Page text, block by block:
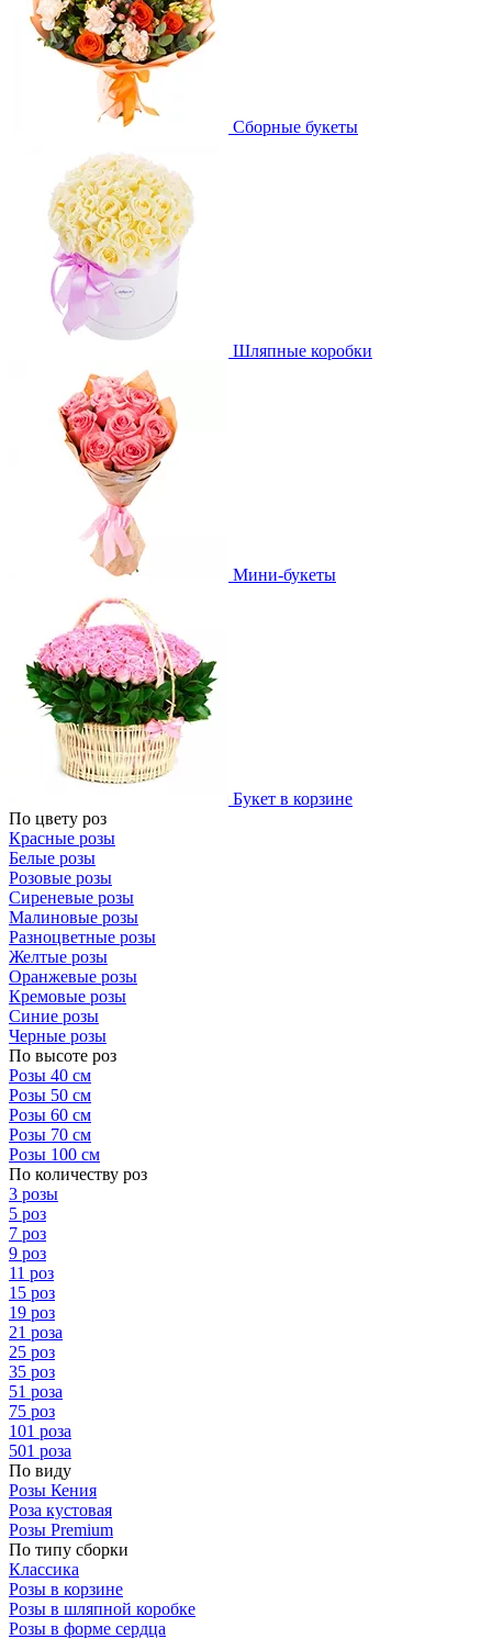
Сборные букеты
Шляпные коробки
Мини-букеты
Букет в корзине
По цвету роз
Красные розы
Белые розы
Розовые розы
Сиреневые розы
Малиновые розы
Разноцветные розы
Желтые розы
Оранжевые розы
Кремовые розы
Синие розы
Черные розы
По высоте роз
Розы 40 см
Розы 50 см
Розы 60 см
Розы 70 см
Розы 100 см
По количеству роз
3 розы
5 роз
7 роз
9 роз
11 роз
15 роз
19 роз
21 роза
25 роз
35 роз
51 роза
75 роз
101 роза
501 роза
По виду
Розы Кения
Роза кустовая
Розы Premium
По типу сборки
Классика
Розы в корзине
Розы в шляпной коробке
Розы в форме сердца